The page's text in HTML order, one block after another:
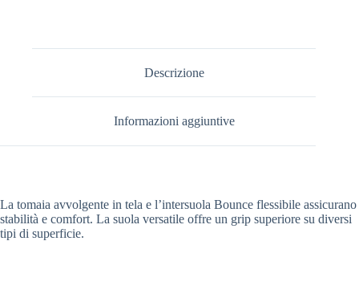
Descrizione
Informazioni aggiuntive
La tomaia avvolgente in tela e l’intersuola Bounce flessibile assicurano
stabilità e comfort. La suola versatile offre un grip superiore su diversi
tipi di superficie.